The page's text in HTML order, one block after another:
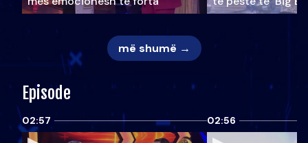
më shumë →
Episode
02:57 02:56